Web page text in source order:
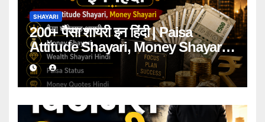
SHAYARI
200+ पैसा शायरी इन हिंदी | Paisa
Attitude Shayari, Money Shayari
2026